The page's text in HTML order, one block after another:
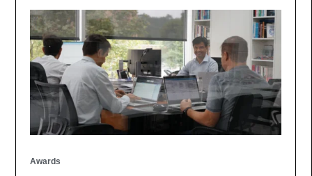
Awards